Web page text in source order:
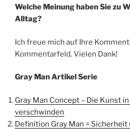
Welche Meinung haben Sie zu
Alltag?
Ich freue mich auf Ihre
Kommentarfeld. Vielen Dank!
Gray Man Artikel Serie
Gray Man Concept – Die Kunst
verschwinden
Definition Gray Man = Sicherheit